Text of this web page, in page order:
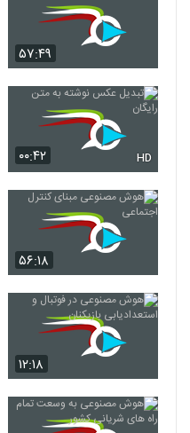
۵۷:۴۹
۰۰:۴۲ HD
۵۶:۱۸
۱۲:۱۸